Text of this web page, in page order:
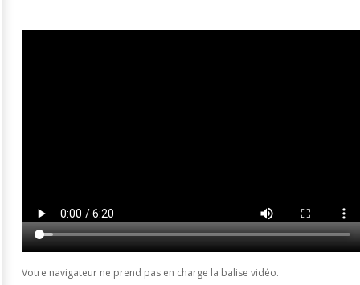
Votre navigateur ne prend pas en charge la balise vidéo.